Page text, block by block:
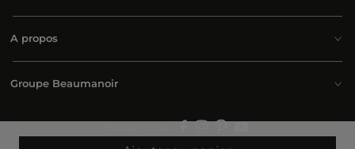
A propos
Groupe Beaumanoir